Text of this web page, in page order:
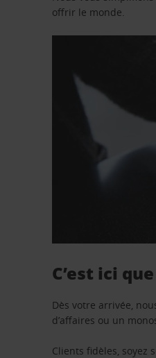
offrir le monde.
C’est ici
Dès votre arrivée,
d’affaires ou un
Clients fidèles,